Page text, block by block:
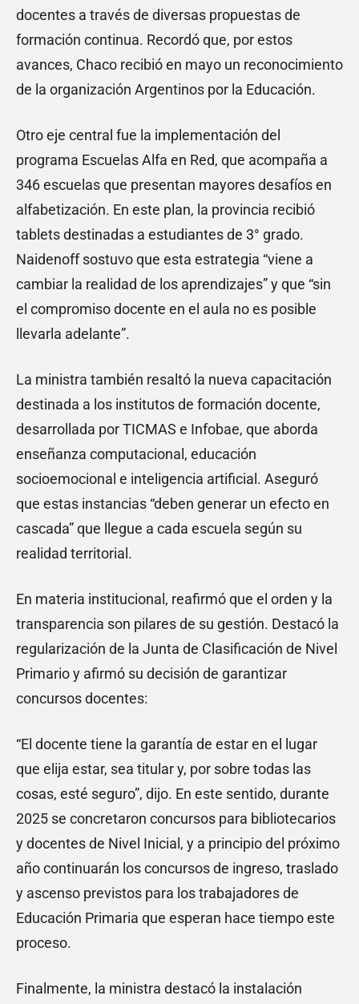
docentes a través de diversas propuestas de
formación continua. Recordó que, por estos
avances, Chaco recibió en mayo un reconocimiento
de la organización Argentinos por la Educación.
Otro eje central fue la implementación del
programa Escuelas Alfa en Red, que acompaña a
346 escuelas que presentan mayores desafíos en
alfabetización. En este plan, la provincia recibió
tablets destinadas a estudiantes de 3° grado.
Naidenoff sostuvo que esta estrategia “viene a
cambiar la realidad de los aprendizajes” y que “sin
el compromiso docente en el aula no es posible
llevarla adelante”.
La ministra también resaltó la nueva capacitación
destinada a los institutos de formación docente,
desarrollada por TICMAS e Infobae, que aborda
enseñanza computacional, educación
socioemocional e inteligencia artificial. Aseguró
que estas instancias “deben generar un efecto en
cascada” que llegue a cada escuela según su
realidad territorial.
En materia institucional, reafirmó que el orden y la
transparencia son pilares de su gestión. Destacó la
regularización de la Junta de Clasificación de Nivel
Primario y afirmó su decisión de garantizar
concursos docentes:
“El docente tiene la garantía de estar en el lugar
que elija estar, sea titular y, por sobre todas las
cosas, esté seguro”, dijo. En este sentido, durante
2025 se concretaron concursos para bibliotecarios
y docentes de Nivel Inicial, y a principio del próximo
año continuarán los concursos de ingreso, traslado
y ascenso previstos para los trabajadores de
Educación Primaria que esperan hace tiempo este
proceso.
Finalmente, la ministra destacó la instalación